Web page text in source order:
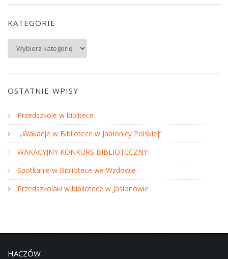
KATEGORIE
Kategorie
OSTATNIE WPISY
Przedszkole w biblitece
„Wakacje w Bibliotece w Jabłonicy Polskiej”
WAKACYJNY KONKURS BIBLIOTECZNY
Spotkanie w Bibliotece we Wzdowie
Przedszkolaki w bibliotece w Jasionowie
HACZÓW